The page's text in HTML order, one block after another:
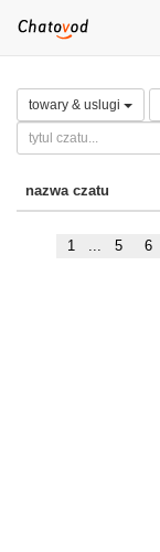
towary & uslugi
nazwa czatu
1 ... 5 6